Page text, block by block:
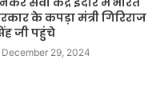
के कपड़ा मंत्री गिरिराज
जी पहुंचे
December 29, 2024